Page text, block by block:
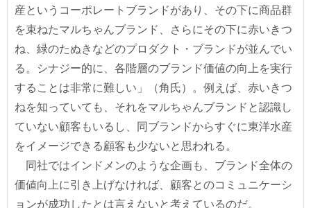
産というコーポレートブランドがあり、その下に商品群
を束ねたマルちゃんブランド、さらにその下に赤いきつ
ね、緑のたぬきなどのプロダクト・ブランドが並んでい
る。シナジー的に、各階層のブランド価値の向上を実行
することは非常に難しい」（角氏）。例えば、赤いきつ
ねを知っていても、それをマルちゃんブランドと認識し
ていない顧客もいるし、同ブランドからすぐに東洋水産
をイメージできる顧客も少ないと思われる。
同社ではインドメンのような企画も、ブランド全体の
価値向上に引き上げなければ、顧客とのコミュニケーシ
ョンが成功したとは言えないと考えているのだ。